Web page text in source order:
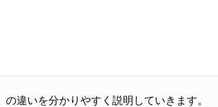
の違いを分かりやすく説明していきます。